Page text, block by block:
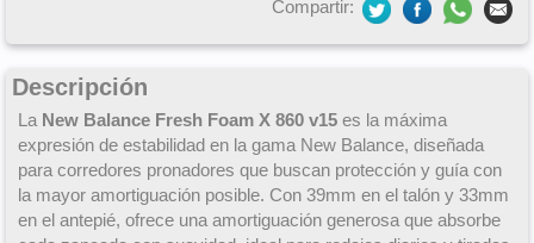
Compartir:
Descripción
La New Balance Fresh Foam X 860 v15 es la máxima
expresión de estabilidad en la gama New Balance, diseñada
para corredores pronadores que buscan protección y guía con
la mayor amortiguación posible. Con 39mm en el talón y 33mm
en el antepié, ofrece una amortiguación generosa que absorbe